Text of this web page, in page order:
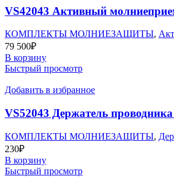
VS42043 Активный
КОМПЛЕКТЫ МОЛНИЕЗАЩИТЫ,
79 500₽
В корзину
Быстрый просмотр
Добавить в избранное
VS52043 Держатель
КОМПЛЕКТЫ МОЛНИЕЗАЩИТЫ,
230₽
В корзину
Быстрый просмотр